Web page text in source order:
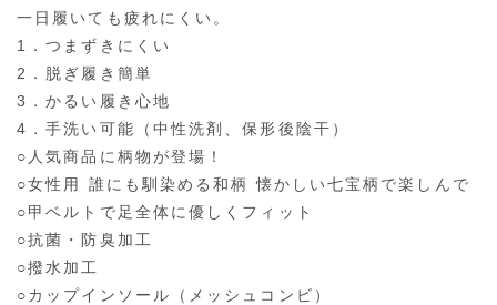
一日履いても疲れにくい。
1．つまずきにくい
2．脱ぎ履き簡単
3．かるい履き心地
4．手洗い可能（中性洗剤、保形後陰干）
○人気商品に柄物が登場！
○女性用 誰にも馴染める和柄 懐かしい七宝柄で楽しんで
○甲ベルトで足全体に優しくフィット
○抗菌・防臭加工
○撥水加工
○カップインソール（メッシュコンビ）